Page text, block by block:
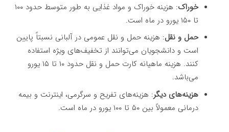
خوراک
: هزینه خوراک و مواد غذایی به طور متوسط حدود ۱۰۰
تا ۱۵۰ یورو در ماه است.
حمل و نقل: هزینه حمل و نقل عمومی در آلبانی نسبتاً پایین
است و دانشجویان می‌توانند از تخفیف‌های ویژه استفاده
کنند. هزینه ماهیانه کارت حمل و نقل حدود ۱۰ تا ۱۵ یورو
می‌باشد.
هزینه‌های دیگر: هزینه‌های تفریح و سرگرمی، اینترنت و بیمه
درمانی معمولاً بین ۵۰ تا ۱۰۰ یورو در ماه است.